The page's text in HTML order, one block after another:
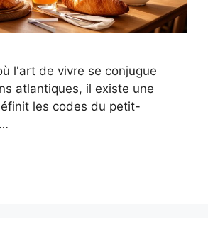
l'art de vivre se conjugue
atlantiques, il existe une
les codes du petit-